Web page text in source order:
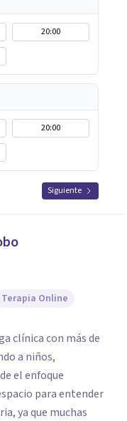
20:00
20:00
Siguiente
Terapia Online
clínica con más de
a niños,
el enfoque
para entender
ya que muchas